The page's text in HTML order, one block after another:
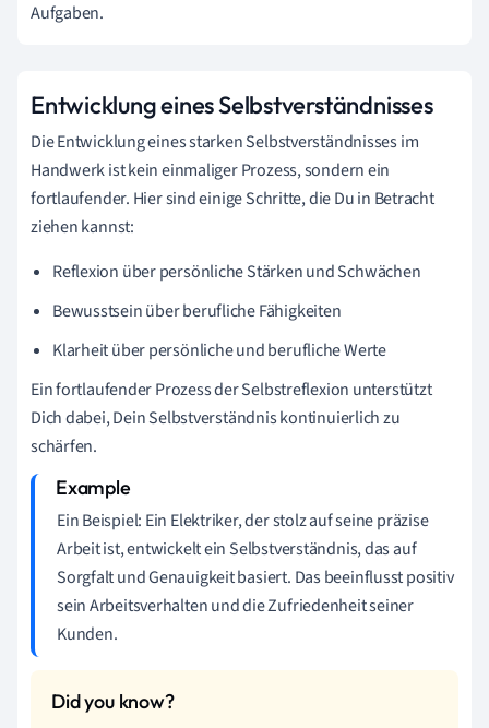
Aufgaben.
Entwicklung eines Selbstverständnisses
Die Entwicklung eines starken Selbstverständnisses im
Handwerk ist kein einmaliger Prozess, sondern ein
fortlaufender. Hier sind einige Schritte, die Du in Betracht
ziehen kannst:
Reflexion über persönliche Stärken und Schwächen
Bewusstsein über berufliche Fähigkeiten
Klarheit über persönliche und berufliche Werte
Ein fortlaufender Prozess der Selbstreflexion unterstützt
Dich dabei, Dein Selbstverständnis kontinuierlich zu
schärfen.
Ein Beispiel: Ein Elektriker, der stolz auf seine präzise
Arbeit ist, entwickelt ein Selbstverständnis, das auf
Sorgfalt und Genauigkeit basiert. Das beeinflusst positiv
sein Arbeitsverhalten und die Zufriedenheit seiner
Kunden.